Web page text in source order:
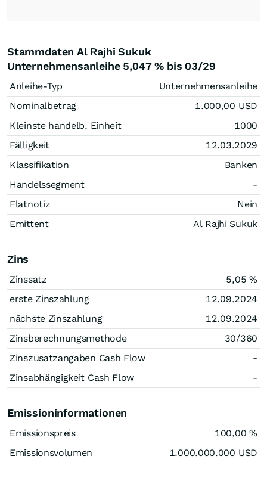
Stammdaten Al Rajhi Sukuk
Unternehmensanleihe 5,047 % bis 03/29
Anleihe-Typ
Unternehmensanleihe
Nominalbetrag
1.000,00 USD
Kleinste handelb. Einheit
1000
Fälligkeit
12.03.2029
Klassifikation
Banken
Handelssegment
-
Flatnotiz
Nein
Emittent
Al Rajhi Sukuk
Zins
Zinssatz 5,05 %
erste Zinszahlung
12.09.2024
nächste Zinszahlung
12.09.2024
Zinsberechnungsmethode
30/360
Zinszusatzangaben Cash Flow
-
Zinsabhängigkeit Cash Flow
-
Emissioninformationen
Emissionspreis 100,00 %
Emissionsvolumen
1.000.000.000 USD